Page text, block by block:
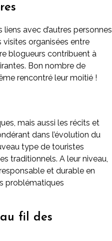
avec d’autres personnes
organisées entre
blogueurs contribuent à
Bon nombre de
rencontré leur moitié !
mais aussi les récits et
dans l’évolution du
type de touristes
traditionnels. A leur niveau,
et durable en
problématiques
fil des